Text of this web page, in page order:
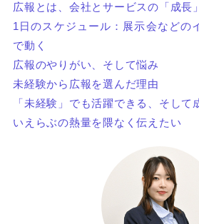
広報とは、会社とサービスの「成長
1日のスケジュール：展示会などの
で動く
広報のやりがい、そして悩み
未経験から広報を選んだ理由
「未経験」でも活躍できる、そして
いえらぶの熱量を隈なく伝えたい